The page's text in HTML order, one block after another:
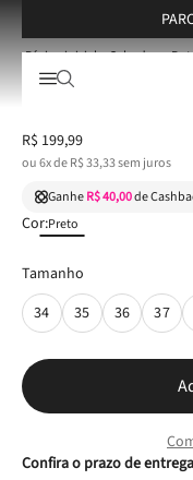
Calçados
Bota Petite Jolie
R$ 199,99
ou6x deR$33,33sem juros
GanheR$ 40,00de
Cor:Preto
Tamanho
34
35 36 37
Confira o prazo de entrega